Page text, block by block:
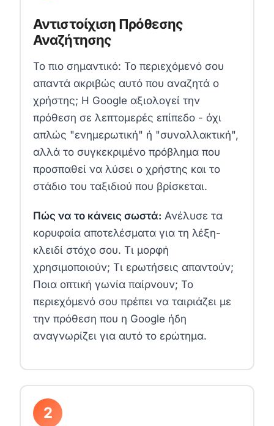
Αντιστοίχιση Πρόθεσης
Αναζήτησης
Το πιο σημαντικό: Το περιεχόμενό σου
απαντά ακριβώς αυτό που αναζητά ο
χρήστης; Η Google αξιολογεί την
πρόθεση σε λεπτομερές επίπεδο - όχι
απλώς "ενημερωτική" ή "συναλλακτική",
αλλά το συγκεκριμένο πρόβλημα που
προσπαθεί να λύσει ο χρήστης και το
στάδιο του ταξιδιού που βρίσκεται.
Πώς να το κάνεις σωστά: Ανέλυσε τα
κορυφαία αποτελέσματα για τη λέξη-
κλειδί στόχο σου. Τι μορφή
χρησιμοποιούν; Τι ερωτήσεις απαντούν;
Ποια οπτική γωνία παίρνουν; Το
περιεχόμενό σου πρέπει να ταιριάζει με
την πρόθεση που η Google ήδη
αναγνωρίζει για αυτό το ερώτημα.
2